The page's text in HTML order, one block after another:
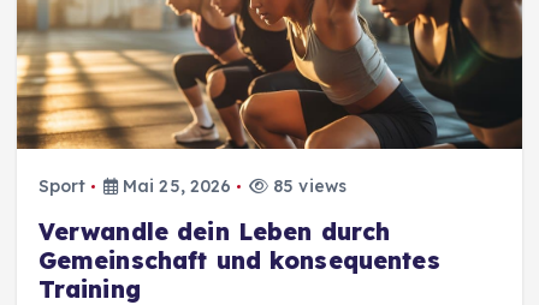
Sport Mai 25, 2026 85 views
Verwandle dein Leben durch
Gemeinschaft und konsequentes
Training